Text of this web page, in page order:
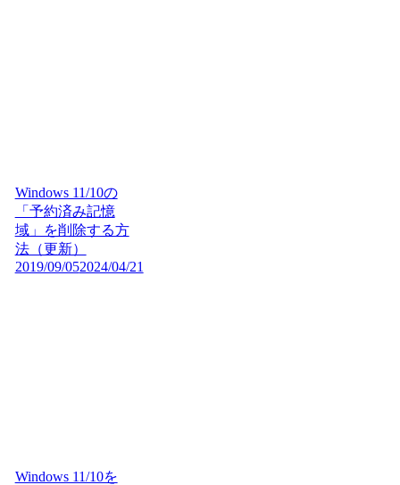
Windows 11/10の
「予約済み記憶
域」を削除する方
法（更新）
2019/09/052024/04/21
Windows 11/10を